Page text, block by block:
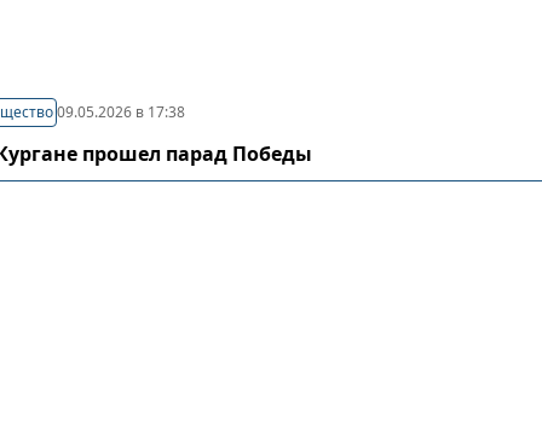
09.05.2026 в 17:38
прошел парад Победы